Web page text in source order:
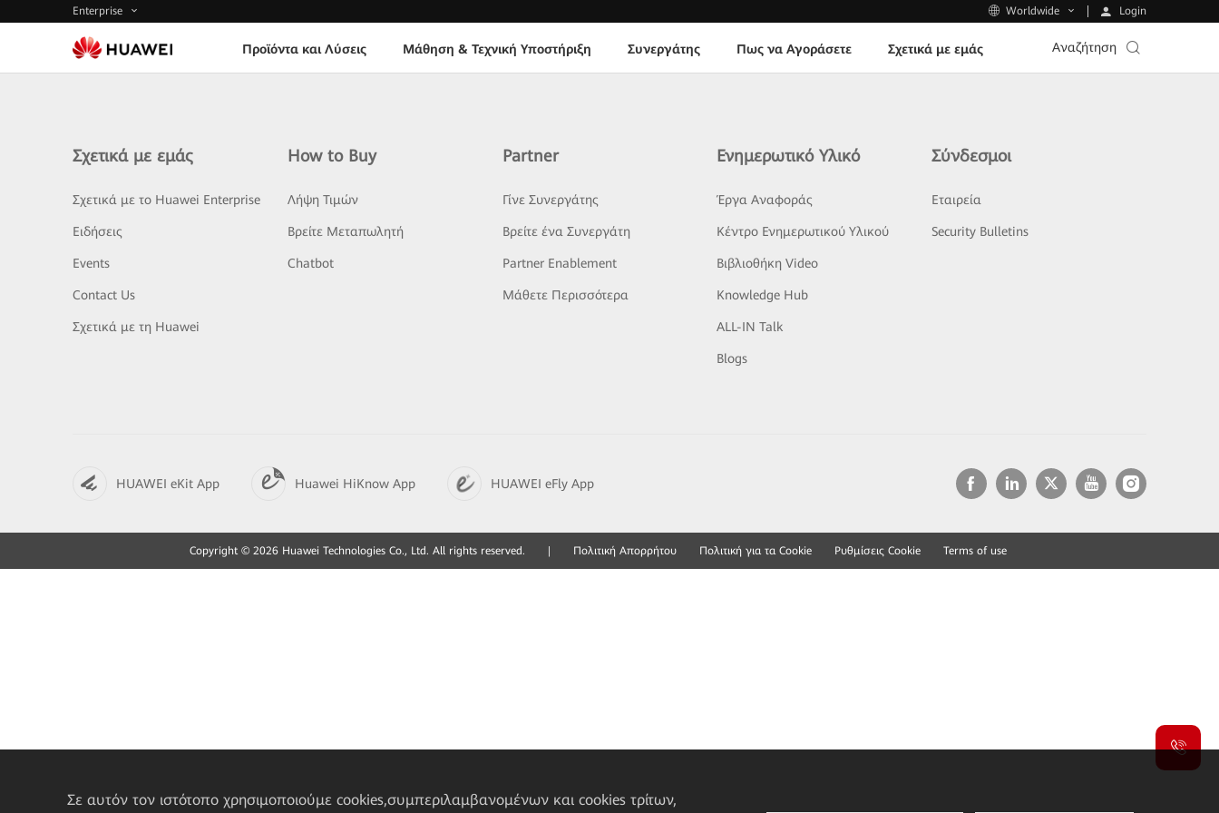
Enterprise Worldwide Login
Προϊόντα και Λύσεις Μάθηση & Τεχνική Υποστήριξη Συνεργάτης Πως να Αγοράσετε Σχετικά με εμάς Αναζήτηση
Σχετικά με εμάς
Σχετικά με το Huawei Enterprise
Ειδήσεις
Events
Contact Us
Σχετικά με τη Huawei
How to Buy
Λήψη Τιμών
Βρείτε Μεταπωλητή
Chatbot
Partner
Γίνε Συνεργάτης
Βρείτε ένα Συνεργάτη
Partner Enablement
Μάθετε Περισσότερα
Ενημερωτικό Υλικό
Έργα Αναφοράς
Κέντρο Ενημερωτικού Υλικού
Βιβλιοθήκη Video
Knowledge Hub
ALL-IN Talk
Blogs
Σύνδεσμοι
Εταιρεία
Security Bulletins
HUAWEI eKit App Huawei HiKnow App HUAWEI eFly App
Copyright © 2026 Huawei Technologies Co., Ltd. All rights reserved. Πολιτική Απορρήτου Πολιτική για τα Cookie Ρυθμίσεις Cookie Terms of use
Σε αυτόν τον ιστότοπο χρησιμοποιούμε cookies,συμπεριλαμβανομένων και cookies τρίτων,